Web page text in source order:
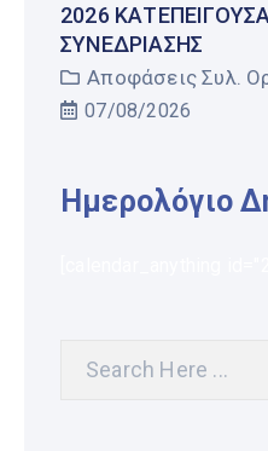
2026
ΣΥΝΕΔΡΊΑΣΗΣ
Αποφάσεις Συλ.
07/08/2026
Ημερολόγιο